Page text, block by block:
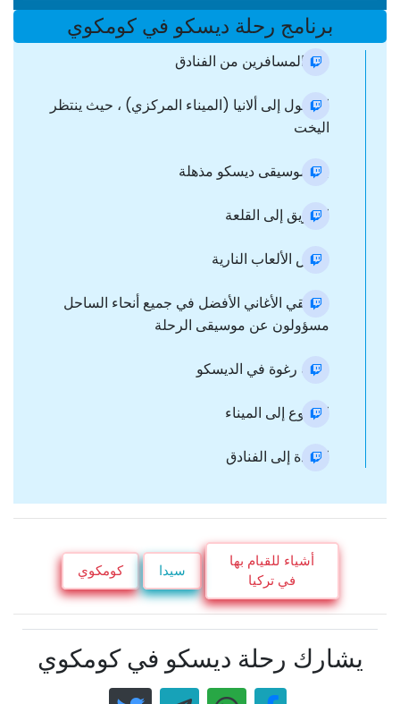
برنامج رحلة ديسكو في كومكوي
نقل المسافرين من الفنادق
الوصول إلى ألانيا (الميناء المركزي) ، حيث ينتظر
اليخت
بدء موسيقى ديسكو مذهلة
الطريق إلى القلعة
عرض الألعاب النارية
منسقي الأغاني الأفضل في جميع أنحاء الساحل
مسؤولون عن موسيقى الرحلة
حفلة رغوة في الديسكو
الرجوع إلى الميناء
العودة إلى الفنادق
أشياء للقيام بها
في تركيا
سيدا كومكوي
يشارك رحلة ديسكو في كومكوي